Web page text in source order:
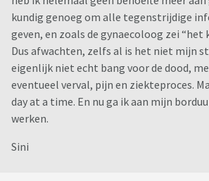
kundig genoeg om alle tegenstrijdige
geven, en zoals de gynaecoloog zei “het
Dus afwachten, zelfs al is het niet mijn
eigenlijk niet echt bang voor de dood,
eventueel verval, pijn en ziekteproces.
day at a time. En nu ga ik aan mijn
werken.
Sini